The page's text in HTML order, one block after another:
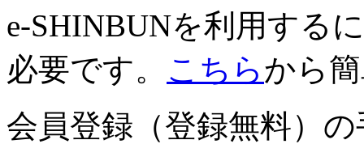
e-SHINBUNを利用する
必要です。 こちらから
会員登録（登録無料）